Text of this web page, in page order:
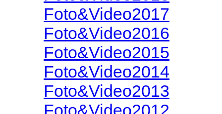
Foto&Video2017
Foto&Video2016
Foto&Video2015
Foto&Video2014
Foto&Video2013
Foto&Video2012